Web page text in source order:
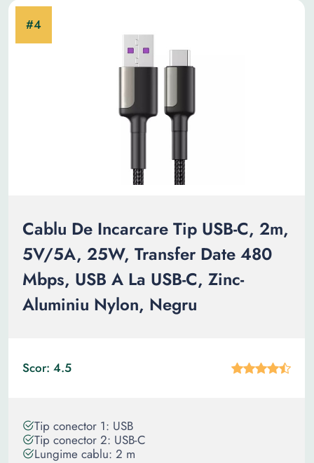
Cablu De Incarcare Tip USB-C, 2m,
5V/5A, 25W, Transfer Date 480
Mbps, USB A La USB-C, Zinc-
Aluminiu Nylon, Negru
Scor: 4.5
Tip conector 1: USB
Tip conector 2: USB-C
Lungime cablu: 2 m